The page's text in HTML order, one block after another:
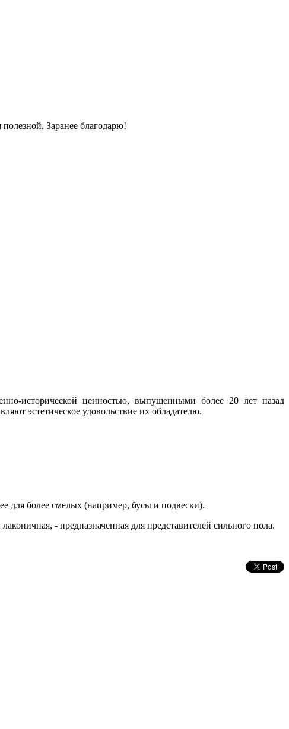
Заранее благодарю!
исторической ценностью, выпущенными более 20 лет назад
эстетическое удовольствие их обладателю.
для более смелых (например, бусы и подвески).
- предназначенная для представителей сильного пола.